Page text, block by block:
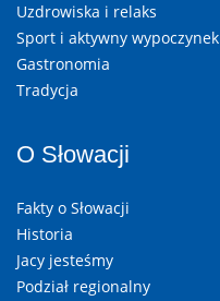
Uzdrowiska i relaks
Sport i aktywny wypoczynek
Gastronomia
Tradycja
O Słowacji
Fakty o Słowacji
Historia
Jacy jesteśmy
Podział regionalny